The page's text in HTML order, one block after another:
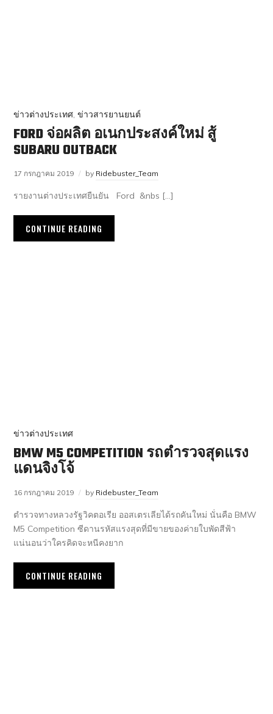
ข่าวต่างประเทศ,ข่าวสารยานยนต์
FORD จ่อผลิต อเนกประสงค์ใหม่ สู้
SUBARU OUTBACK
17 กรกฎาคม 2019 by Ridebuster_Team
รายงานต่างประเทศยืนยัน Ford &nbs […]
CONTINUE READING
ข่าวต่างประเทศ
BMW M5 COMPETITION รถตำรวจสุดแรง
แดนจิงโจ้
16 กรกฎาคม 2019 by Ridebuster_Team
ตำรวจทางหลวงรัฐวิคตอเรีย ออสเตรเลียได้รถคันใหม่ นั่นคือ BMW
M5 Competition ซีดานรหัสแรงสุดที่มีขายของค่ายใบพัดสีฟ้า
แน่นอนว่าใครคิดจะหนีคงยาก
CONTINUE READING